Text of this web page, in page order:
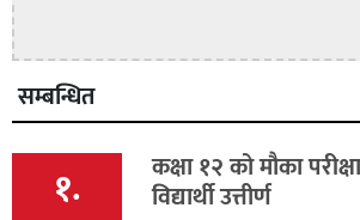
सम्बन्धित
१. कक्षा १२ को मौका
विद्यार्थी उत्तीर्ण